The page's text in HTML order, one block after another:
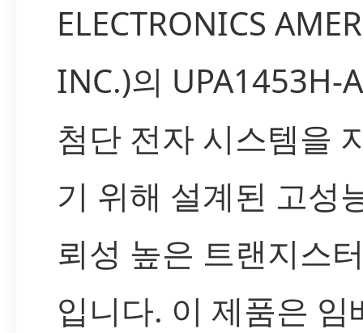
ELECTRONICS
INC.)의 UPA1453H-
첨단 전자 시스템을
기 위해 설계된 고성
뢰성 높은 트랜지스
입니다. 이 제품은 임